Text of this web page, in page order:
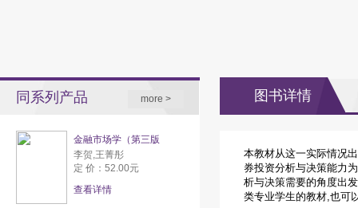
同系列产品 more >
金融市场学（第三版
李贺,王菁彤
定 价：52.00元
查看详情
图书详情
本教材从这一实际情况
券投资分析与决策能力
析与决策需要的角度出
类专业学生的教材,也可